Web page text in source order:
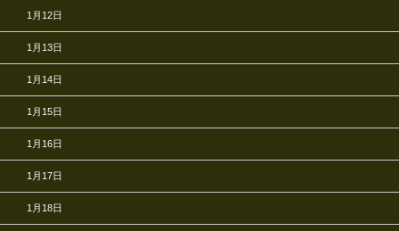
1月12日
1月13日
1月14日
1月15日
1月16日
1月17日
1月18日